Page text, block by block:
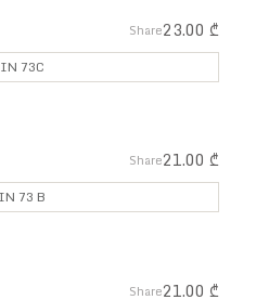
23.00 ₾
Share
21.00 ₾
Share
21.00 ₾
Share